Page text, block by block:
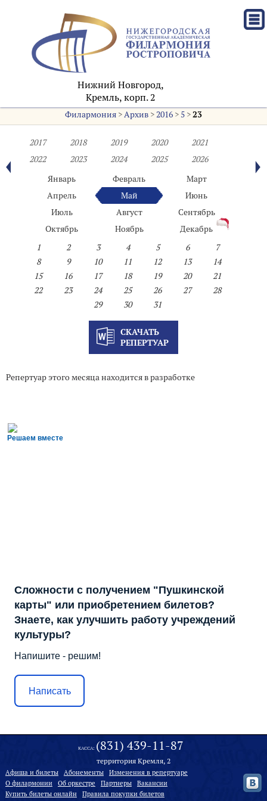
Нижний Новгород,
Кремль, корп. 2
Филармония>Архив>2016> 5>23
2017 2018 2019 2020
2021
2022
2023 2024 2025
2026
Январь
Февраль
Март
Апрель
Май
Июнь
Июль
Август
Сентябрь
Октябрь
Ноябрь
Декабрь
1
2 3 4 5 6
7
8
9 10 11 12 13
14
15
16 17 18 19 20
21
22
23 24 25 26 27
28
29
30 31
СКАЧАТЬ
РЕПЕРТУАР
Репертуар этого месяца находится в разработке
Решаем вместе
Сложности с получением "Пушкинской
карты" или приобретением билетов?
Знаете, как улучшить работу учреждений
культуры?
Напишите - решим!
Написать
КАССА: (831) 439-11-87
территория Кремля, 2
Афиша и билеты Абонементы
Изменения в репертуаре
О филармонии
Oб оркестре Партнеры
Вакансии
Купить билеты онлайн
Правила покупки билетов